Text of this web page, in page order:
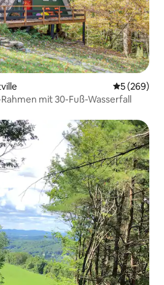
5 (269)
mit 30-Fuß-Wasserfall